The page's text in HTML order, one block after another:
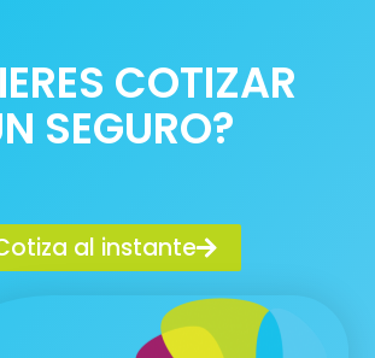
COTIZAR
SEGURO?
al instante